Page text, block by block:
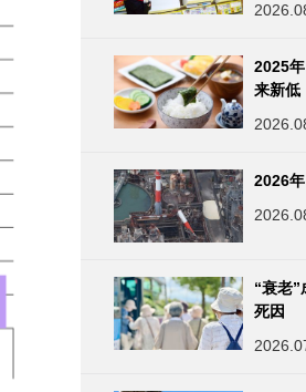
2025
来新低
2026
“衰老
死因